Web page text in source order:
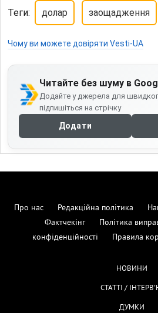
Теги: долар заощадження
Чому ви можете довіряти Vesti-UA
Читайте без шуму в
Додайте у джерела для
підпишіться на стрічку
Додати
Про нас Редакційна політика
Фактчекінг
Політика
конфіденційності
Правила
НОВИНИ
СТАТТІ /
ДУМКИ